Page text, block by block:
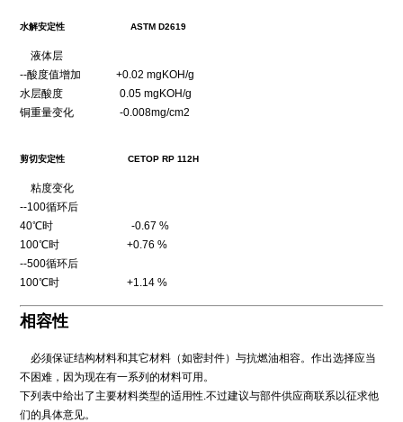
水解安定性 ASTM D2619
液体层
--酸度值增加 +0.02 mgKOH/g
水层酸度 0.05 mgKOH/g
铜重量变化 -0.008mg/cm2
剪切安定性 CETOP RP 112H
粘度变化
--100循环后
40℃时 -0.67 %
100℃时 +0.76 %
--500循环后
100℃时 +1.14 %
相容性
必须保证结构材料和其它材料（如密封件）与抗燃油相容。作出选择应当
不困难，因为现在有一系列的材料可用。
下列表中给出了主要材料类型的适用性.不过建议与部件供应商联系以征求他
们的具体意见。